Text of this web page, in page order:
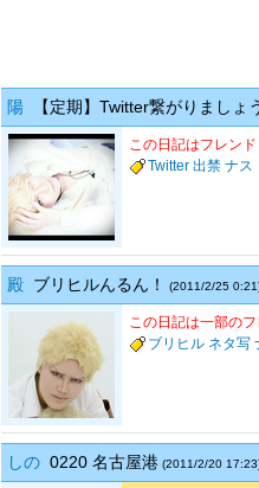
陽 【定期】Twitter繋がりましょ
この日記はフレン
Twitter 出禁 ナス
殿 ブリヒルんるん！ (2011/2/25
この日記は一部の
ブリヒル ネタ写
しの 0220 名古屋港 (2011/2/20